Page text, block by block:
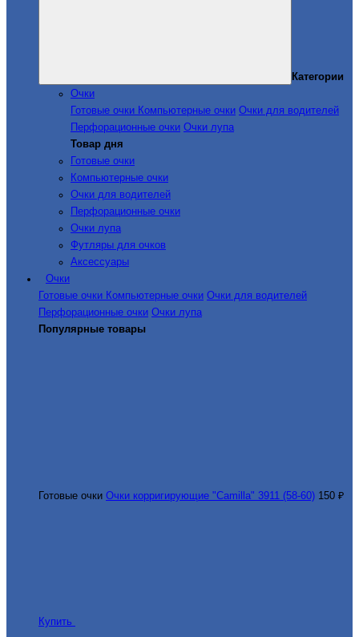
Категории
Очки
Готовые очки Компьютерные очки Очки для водителей
Перфорационные очки Очки лупа
Товар дня
Готовые очки
Компьютерные очки
Очки для водителей
Перфорационные очки
Очки лупа
Футляры для очков
Аксессуары
Очки
Готовые очки Компьютерные очки Очки для водителей
Перфорационные очки Очки лупа
Популярные товары
Готовые очки Очки корригирующие "Camilla" 3911 (58-60) 150 ₽
Купить